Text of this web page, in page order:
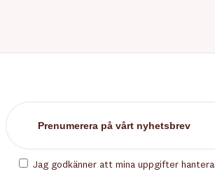
Jag godkänner att mina uppgifter